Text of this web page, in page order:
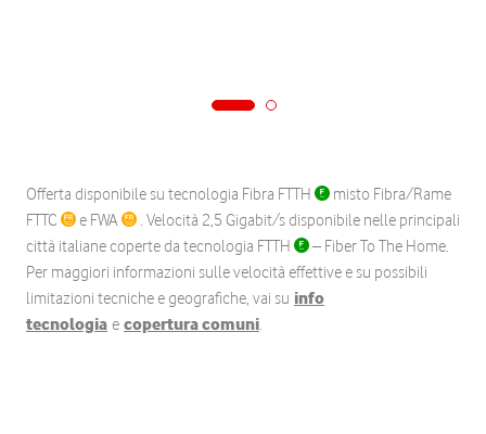
Offerta disponibile su tecnologia Fibra FTTH
misto Fibra/Rame
FTTC
e FWA
. Velocità 2,5 Gigabit/s disponibile nelle principali
città italiane coperte da tecnologia FTTH
– Fiber To The Home.
Per maggiori informazioni sulle velocità effettive e su possibili
limitazioni tecniche e geografiche, vai su info
tecnologia e copertura comuni.